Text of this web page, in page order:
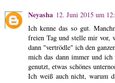
Neyasha 12. Juni 2015 um
Ich kenne das so gut.
freien Tag und stelle mir vor,
dann "vertrödle" ich den
mich das dann immer und
genutzt, etwas schönes
Ich weiß auch nicht, warum